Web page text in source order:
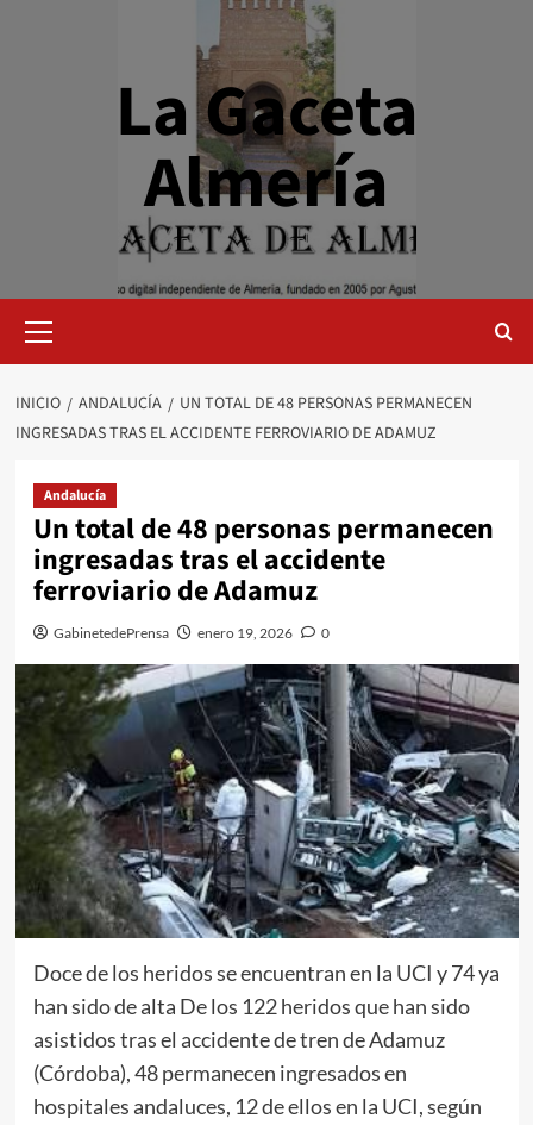
La Gaceta
Almería
primario
INICIO ANDALUCÍA
UN TOTAL DE 48 PERSONAS PERMANECEN
INGRESADAS TRAS EL ACCIDENTE FERROVIARIO DE ADAMUZ
Andalucía
Un total de 48 personas permanecen
ingresadas tras el accidente
ferroviario de Adamuz
GabinetedePrensa enero 19, 2026 0
Doce de los heridos se encuentran en la UCI y 74 ya
han sido de alta De los 122 heridos que han sido
asistidos tras el accidente de tren de Adamuz
(Córdoba), 48 permanecen ingresados en
hospitales andaluces, 12 de ellos en la UCI, según